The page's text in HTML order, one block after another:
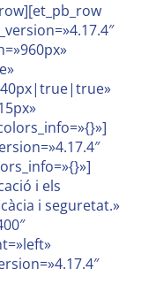
i els
i seguretat.»